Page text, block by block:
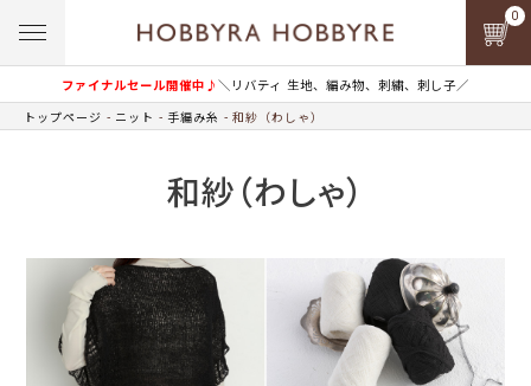
ファイナルセール開催中♪＼リバティ 生地、編み物、刺繍、刺し子／
0
トップページ ニット 手編み糸 和紗（わしゃ）
和紗（わしゃ）